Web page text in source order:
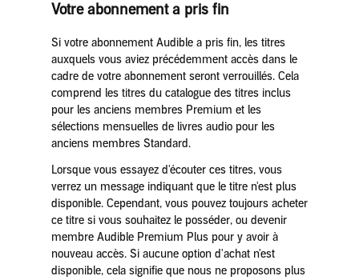
Votre abonnement a pris fin
Si votre abonnement Audible a pris fin, les titres
auxquels vous aviez précédemment accès dans le
cadre de votre abonnement seront verrouillés. Cela
comprend les titres du catalogue des titres inclus
pour les anciens membres Premium et les
sélections mensuelles de livres audio pour les
anciens membres Standard.
Lorsque vous essayez d'écouter ces titres, vous
verrez un message indiquant que le titre n'est plus
disponible. Cependant, vous pouvez toujours acheter
ce titre si vous souhaitez le posséder, ou devenir
membre Audible Premium Plus pour y avoir à
nouveau accès. Si aucune option d'achat n'est
disponible, cela signifie que nous ne proposons plus